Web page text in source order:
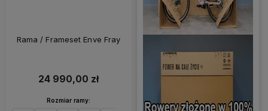
Rama / Frameset Enve Fray
24 990,00 zł
Rozmiar ramy: